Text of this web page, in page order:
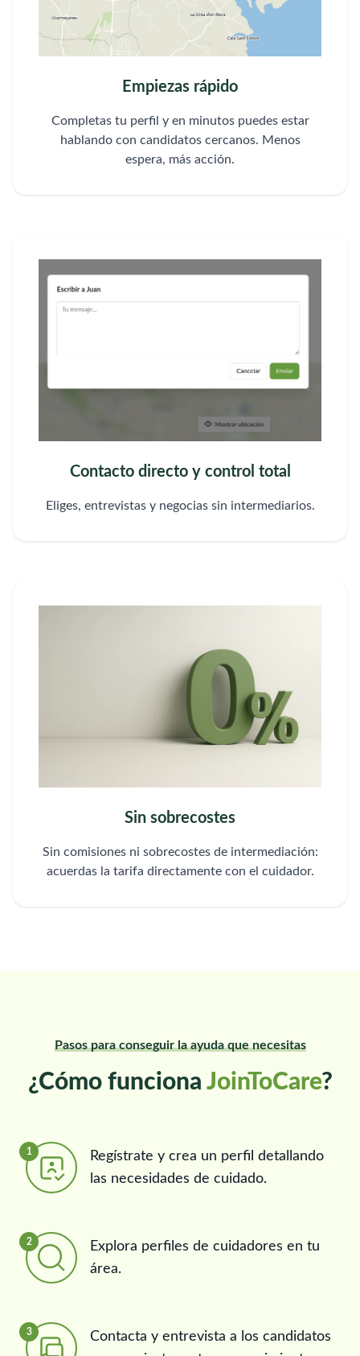
Empiezas rápido
Completas tu perfil y en minutos puedes estar
hablando con candidatos cercanos. Menos
espera, más acción.
Contacto directo y control total
Eliges, entrevistas y negocias sin intermediarios.
Sin sobrecostes
Sin comisiones ni sobrecostes de intermediación:
acuerdas la tarifa directamente con el cuidador.
Pasos para conseguir la ayuda que necesitas
¿Cómo funciona JoinToCare?
1
Regístrate y crea un perfil detallando
las necesidades de cuidado.
2
Explora perfiles de cuidadores en tu
área.
3
Contacta y entrevista a los candidatos